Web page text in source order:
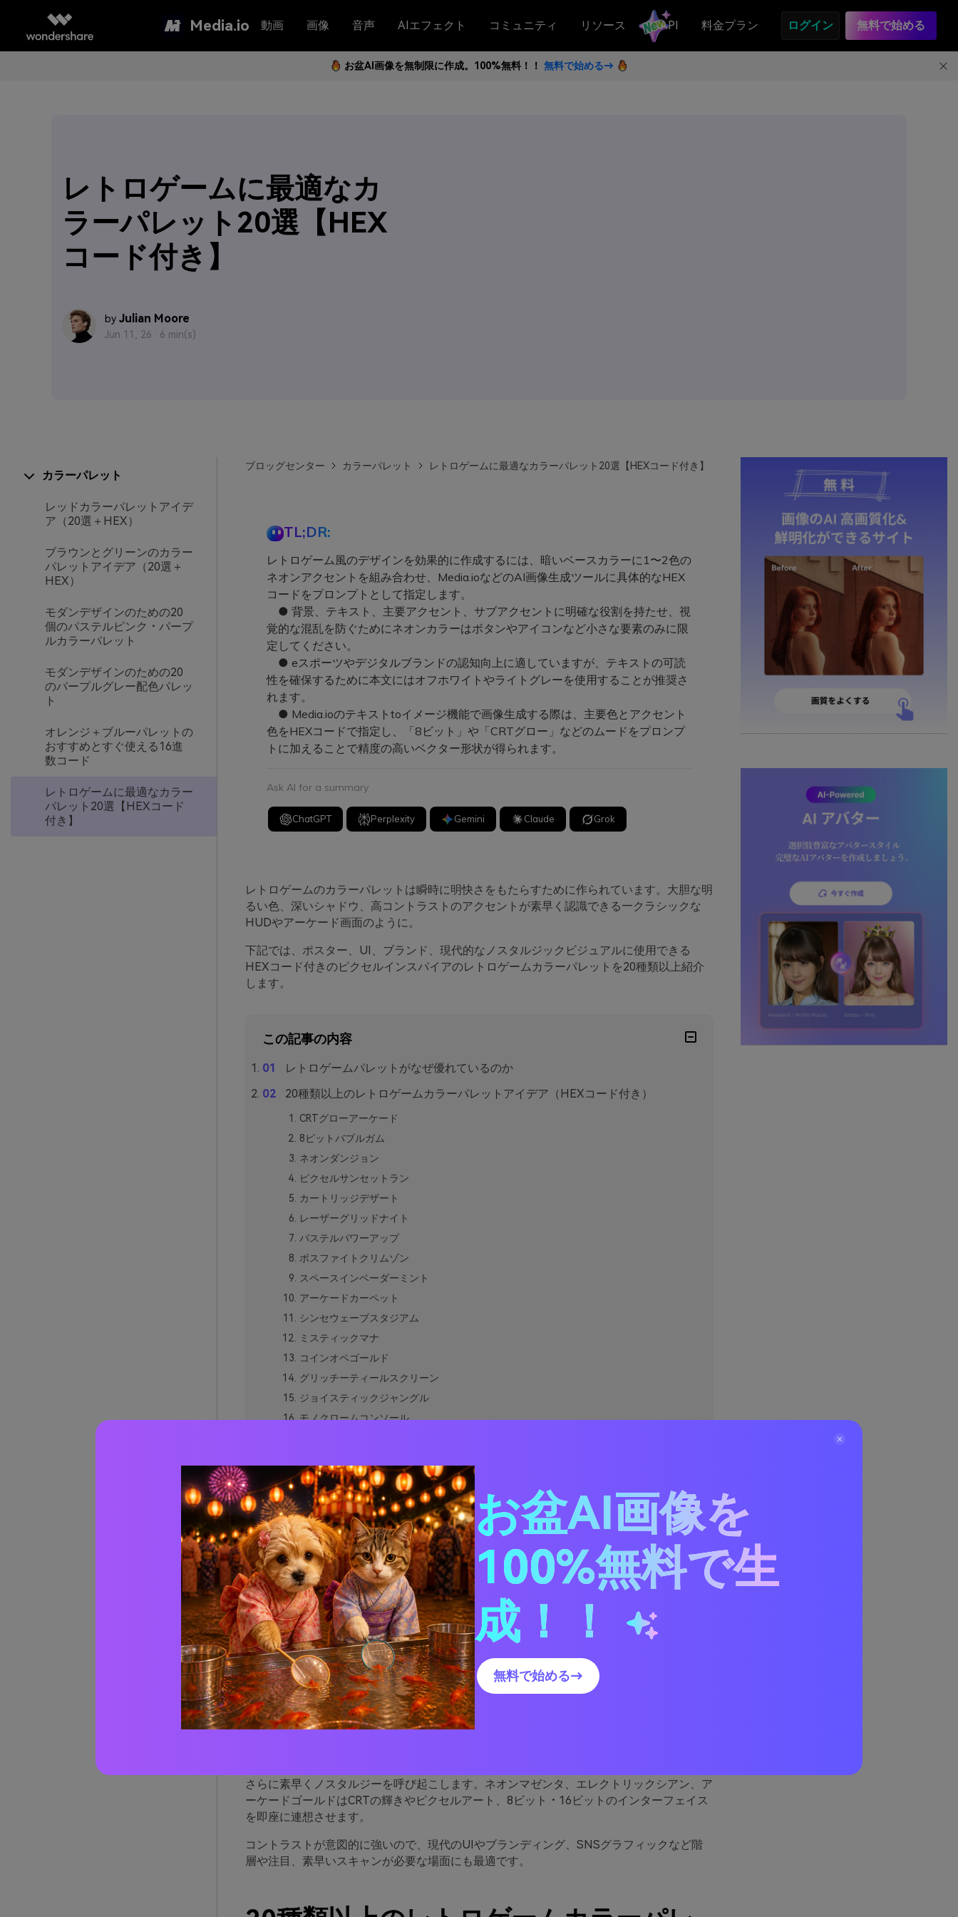
Media.io 動画 画像 音声 AIエフェクト コミュニティ リソース API 料金プラン ログイン 無料で始める
お盆AI画像を無制限に作成。100%無料！！ 無料で始める→
レトロゲームに最適なカ
ラーパレット20選【HEX
コード付き】
by Julian Moore
Jun 11, 26 · 6 min(s)
カラーパレット
レッドカラーパレットアイデ
ア（20選＋HEX）
ブラウンとグリーンのカラー
パレットアイデア（20選＋
HEX）
モダンデザインのための20
個のパステルピンク・パープ
ルカラーパレット
モダンデザインのための20
のパープルグレー配色パレッ
ト
オレンジ＋ブルーパレットの
おすすめとすぐ使える16進
数コード
レトロゲームに最適なカラー
パレット20選【HEXコード
付き】
ブロッグセンター カラーパレット レトロゲームに最適なカラーパレット20選【HEXコード付き】
TL;DR:
レトロゲーム風のデザインを効果的に作成するには、暗いベースカラーに1〜2色の
ネオンアクセントを組み合わせ、Media.ioなどのAI画像生成ツールに具体的なHEX
コードをプロンプトとして指定します。
● 背景、テキスト、主要アクセント、サブアクセントに明確な役割を持たせ、視
覚的な混乱を防ぐためにネオンカラーはボタンやアイコンなど小さな要素のみに限
定してください。
● eスポーツやデジタルブランドの認知向上に適していますが、テキストの可読
性を確保するために本文にはオフホワイトやライトグレーを使用することが推奨さ
れます。
● Media.ioのテキストtoイメージ機能で画像生成する際は、主要色とアクセント
色をHEXコードで指定し、「8ビット」や「CRTグロー」などのムードをプロンプ
トに加えることで精度の高いベクター形状が得られます。
Ask AI for a summary
ChatGPT Perplexity Gemini Claude Grok
レトロゲームのカラーパレットは瞬時に明快さをもたらすために作られています。大胆な明
るい色、深いシャドウ、高コントラストのアクセントが素早く認識できる—クラシックな
HUDやアーケード画面のように。
下記では、ポスター、UI、ブランド、現代的なノスタルジックビジュアルに使用できる
HEXコード付きのピクセルインスパイアのレトロゲームカラーパレットを20種類以上紹介
します。
この記事の内容
レトロゲームパレットがなぜ優れているのか
20種類以上のレトロゲームカラーパレットアイデア（HEXコード付き）
CRTグローアーケード
8ビットバブルガム
ネオンダンジョン
ピクセルサンセットラン
カートリッジデザート
レーザーグリッドナイト
パステルパワーアップ
ボスファイトクリムゾン
スペースインベーダーミント
アーケードカーペット
シンセウェーブスタジアム
ミスティックマナ
コインオペゴールド
グリッチーティールスクリーン
ジョイスティックジャングル
モノクロームコンソール
レインボースキャンライン
ターボスノーデイ
ピクセルメドウ
レトロゲームと相性の良い色は？
レトロゲームのカラーパレットを実際のデザインで使う方法
AIでレトロゲームパレットのビジュアルを作成
レトロゲームパレットがなぜ優れてい
るのか
さらに素早くノスタルジーを呼び起こします。ネオンマゼンタ、エレクトリックシアン、ア
ーケードゴールドはCRTの輝きやピクセルアート、8ビット・16ビットのインターフェイス
を即座に連想させます。
コントラストが意図的に強いので、現代のUIやブランディング、SNSグラフィックなど階
層や注目、素早いスキャンが必要な場面にも最適です。
お盆AI画像を
100%無料で生
成！！
無料で始める→